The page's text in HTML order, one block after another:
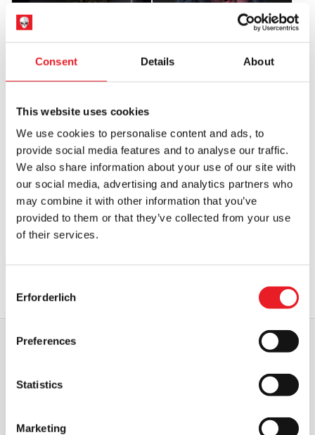
Consent Details About
This website uses cookies
We use cookies to personalise content and ads, to
provide social media features and to analyse our traffic.
We also share information about your use of our site with
our social media, advertising and analytics partners who
may combine it with other information that you’ve
provided to them or that they’ve collected from your use
of their services.
Selection
Erforderlich
Preferences
Statistics
Marketing
Bandai Ichibansho Figuren Monster
(2023) – Godzilla (Hitzestrahl…
NICHT VERFÜGBAR
PRODUKT ANSEHEN
Bandai Ichibansho Monsterlise
Godzilla gegen Spacegodzilla
(1994) –…
PRODUKT ANSEHEN
Bandai Ichibansho Monsterlise
Figur Monster Stampede Shin
Godzilla (Film 2016) – Shin …
£149.95
NICHT VERFÜGBAR
MASSGESCHNEIDERTE ANFRAGEN